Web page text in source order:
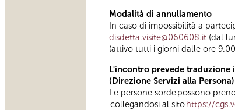
Modalità di annullamento
In caso di impossibilità a
disdetta.visite@060608.it (dal
(attivo tutti i giorni dalle ore
L'incontro prevede traduzione
(Direzione Servizi alla
Le persone sorde possono
collegandosi al sitohttps://